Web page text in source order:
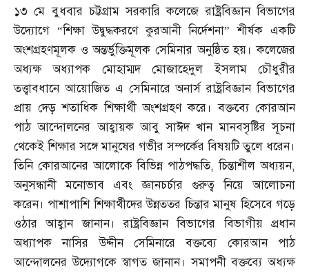
১৩ মে বুধবার চট্টগ্রাম সরকারি কলেজে রাষ্ট্রবিজ্ঞান বিভাগের
উদ্যোগে “শিক্ষা উদ্বুদ্ধকরণে কুরআনী নির্দেশনা” শীর্ষক একটি
অংশগ্রহণমূলক ও অন্তর্ভুক্তিমূলক সেমিনার অনুষ্ঠিত হয়। কলেজের
অধ্যক্ষ অধ্যাপক মোহাম্মদ মোজাহেদুল ইসলাম চৌধুরীর
তত্ত্বাবধানে আয়োজিত এ সেমিনারে অনার্স রাষ্ট্রবিজ্ঞান বিভাগের
প্রায় দেড় শতাধিক শিক্ষার্থী অংশগ্রহণ করে। বক্তব্যে কোরআন
পাঠ আন্দোলনের আহ্বায়ক আবু সাঈদ খান মানবসৃষ্টির সূচনা
থেকেই শিক্ষার সঙ্গে মানুষের গভীর সম্পর্কের বিষয়টি তুলে ধরেন।
তিনি কোরআনের আলোকে বিভিন্ন পাঠপদ্ধতি,চিন্তাশীল অধ্যয়ন,
অনুসন্ধানী মনোভাব এবং জ্ঞানচর্চার গুরুত্ব নিয়ে আলোচনা
করেন। পাশাপাশি শিক্ষার্থীদের উন্নততর চিন্তার মানুষ হিসেবে গড়ে
ওঠার আহ্বান জানান। রাষ্ট্রবিজ্ঞান বিভাগের বিভাগীয় প্রধান
অধ্যাপক নাসির উদ্দীন সেমিনারে বক্তব্যে কোরআন পাঠ
আন্দোলনের উদ্যোগকে স্বাগত জানান। সমাপনী বক্তব্যে অধ্যক্ষ